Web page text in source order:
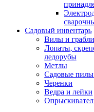
Садовый инвентарь
Вилы и грабли
Лопаты,
ледорубы
Метлы
Садовые пилы
Черенки
Ведра и лейки